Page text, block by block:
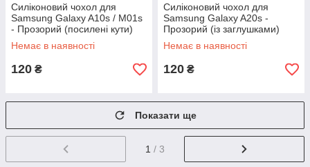
Силіконовий чохол для
Samsung Galaxy A10s / M01s
- Прозорий (посилені кути)
Немає в наявності
120 ₴
Силіконовий чохол для
Samsung Galaxy A20s -
Прозорий (із заглушками)
Немає в наявності
120 ₴
Показати ще
1 / 3